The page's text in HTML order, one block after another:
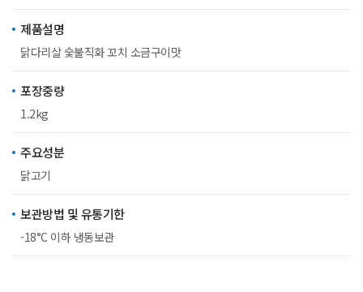
제품설명
닭다리살 숯불직화 꼬치 소금구이맛
포장중량
1.2kg
주요성분
닭고기
보관방법 및 유통기한
-18°C 이하 냉동보관